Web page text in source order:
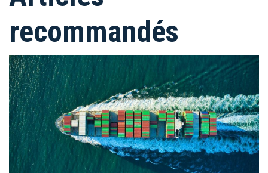
recommandés